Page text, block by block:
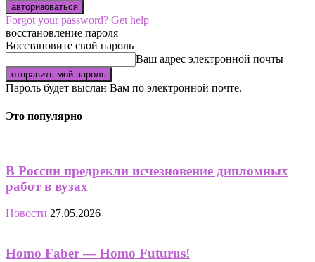
Forgot your password? Get help
восстановление пароля
Восстановите свой пароль
Ваш адрес электронной почты
Пароль будет выслан Вам по электронной почте.
Это популярно
В России предрекли исчезновение дипломных
работ в вузах
Новости 27.05.2026
Homo Faber — Homo Futurus!